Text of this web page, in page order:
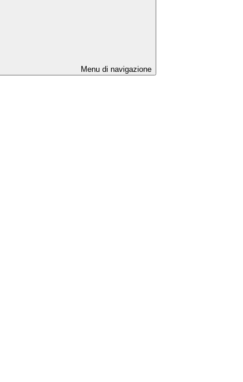
Menu di navigazione